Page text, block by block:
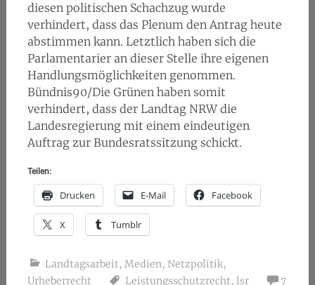
diesen politischen Schachzug wurde
verhindert, dass das Plenum den Antrag heute
abstimmen kann. Letztlich haben sich die
Parlamentarier an dieser Stelle ihre eigenen
Handlungsmöglichkeiten genommen.
Bündnis90/Die Grünen haben somit
verhindert, dass der Landtag NRW die
Landesregierung mit einem eindeutigen
Auftrag zur Bundesratssitzung schickt.
Teilen:
Drucken E-Mail Facebook
X Tumblr
Landtagsarbeit, Medien, Netzpolitik,
Urheberrecht
Leistungsschutzrecht, lsr
7